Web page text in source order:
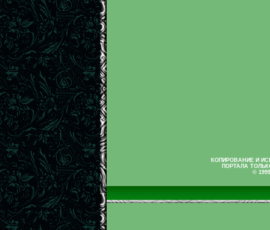
КОПИРОВАНИЕ И
ПОРТАЛА
©